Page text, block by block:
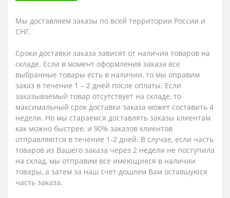
Мы доставляем заказы по всей территории России и
СНГ.
Сроки доставки заказа зависят от наличия товаров на
складе. Если в момент оформления заказа все
выбранные товары есть в наличии, то мы оправим
заказ в течение 1 – 2 дней после оплаты. Если
заказываемый товар отсутствует на складе, то
максимальный срок доставки заказа может составить 4
недели. Но мы стараемся доставлять заказы клиентам
как можно быстрее, и 90% заказов клиентов
отправляются в течение 1-2 дней. В случае, если часть
товаров из Вашего заказа через 2 недели не поступила
на склад, мы отправим все имеющиеся в наличии
товары, а затем за наш счет дошлем Вам оставшуюся
часть заказа.